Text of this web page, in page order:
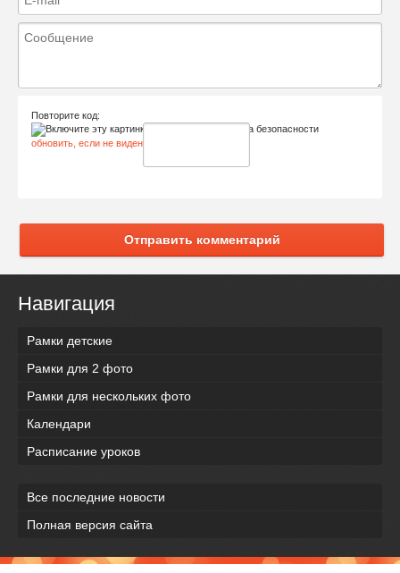
Повторите код:
обновить, если не виден код
Отправить комментарий
Навигация
Рамки детские
Рамки для 2 фото
Рамки для нескольких фото
Календари
Расписание уроков
Все последние новости
Полная версия сайта